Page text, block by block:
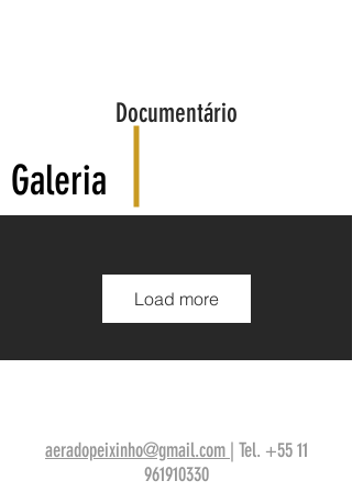
Documentário
Galeria
Load more
aeradopeixinho@gmail.com | Tel. +55 11
961910330